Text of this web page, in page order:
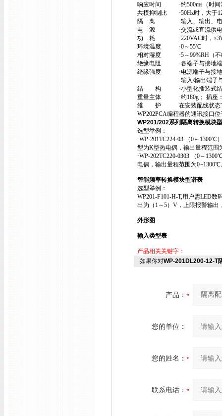
响应时间 ·约500ms（
共模抑制比 ·50Hz时，大于
隔 离 ·输入、输出、电
电 源 ·交流或直流供电AC
功 耗 ·220VAC时，
环境温度 ·0～55℃
相对湿度 ·5～99%RH（不
绝缘电阻 ·各端子与接地端
绝缘强度 ·电源端子与接地
·输入/输出端子与接地
结 构 ·小型化插装式结构
重量主体 ·约180g； 插座：
维 护 在安装配线状态下
WP202PCA编程器的通讯接口
WP201/202系列隔离转换模块
选型举例：
·WP-201TC224-03 （0～
型为K型热电偶，输出量程范围
·WP-202TC220-0303 （0～
电偶，输出量程范围为0~1300℃
智能频率转换模块型谱表
选型举例：
WP201-F101-H-T,用户需LED
出为（1～5）V，上限报警输出
外形图
输入类型表
产品相关关键字：
如果你对WP-201DL200-12-T
产品：
您的单位：
您的姓名：
联系电话：